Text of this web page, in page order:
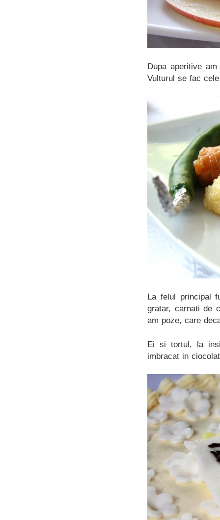
Dupa aperitive
Vulturul se fac
La felul principal
gratar, carnati de
am poze, care
Ei si tortul, la
imbracat in